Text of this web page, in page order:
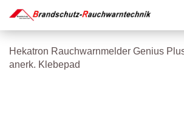
Hekatron Rauchwarnmelder Genius
anerk. Klebepad